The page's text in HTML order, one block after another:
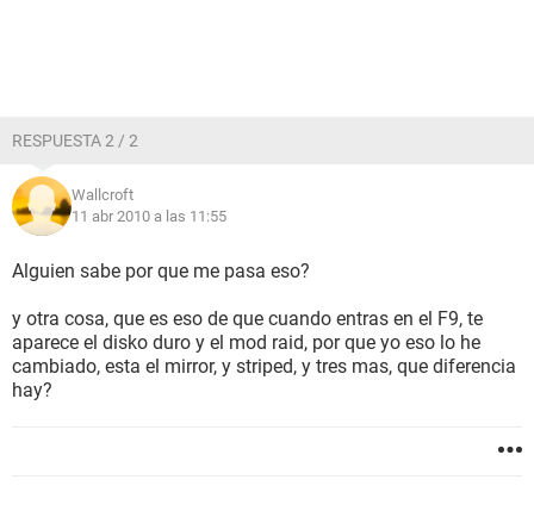
RESPUESTA 2 / 2
Wallcroft
11 abr 2010 a las 11:55
Alguien sabe por que me pasa eso?
y otra cosa, que es eso de que cuando entras en el F9, te
aparece el disko duro y el mod raid, por que yo eso lo he
cambiado, esta el mirror, y striped, y tres mas, que diferencia
hay?